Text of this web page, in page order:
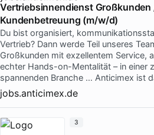
Vertriebsinnendienst Großkunden
Kundenbetreuung (m/w/d)
Du bist organisiert,
Vertrieb? Dann werde Teil unseres
Großkunden mit exzellentem Service,
echter Hands-on-Mentalität – in einer
spannenden Branche … Anticimex ist
jobs.anticimex.de
3